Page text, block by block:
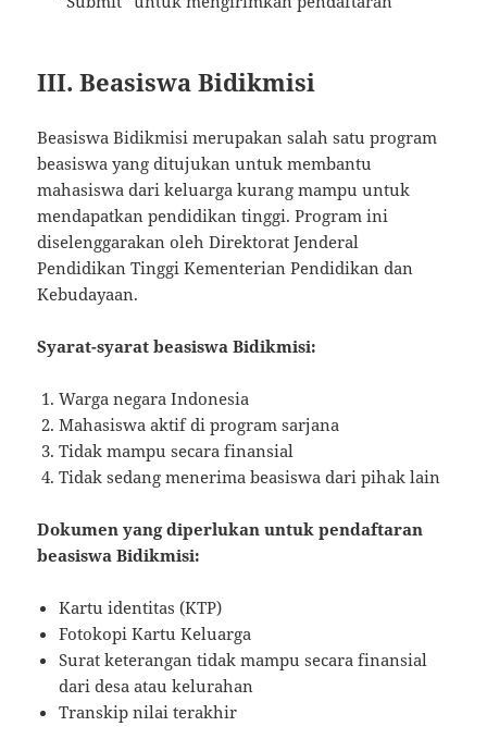
III. Beasiswa Bidikmisi
Beasiswa Bidikmisi merupakan salah satu program
beasiswa yang ditujukan untuk membantu
mahasiswa dari keluarga kurang mampu untuk
mendapatkan pendidikan tinggi. Program ini
diselenggarakan oleh Direktorat Jenderal
Pendidikan Tinggi Kementerian Pendidikan dan
Kebudayaan.
Syarat-syarat beasiswa Bidikmisi:
Warga negara Indonesia
Mahasiswa aktif di program sarjana
Tidak mampu secara finansial
Tidak sedang menerima beasiswa dari pihak lain
Dokumen yang diperlukan untuk pendaftaran
beasiswa Bidikmisi:
Kartu identitas (KTP)
Fotokopi Kartu Keluarga
Surat keterangan tidak mampu secara finansial
dari desa atau kelurahan
Transkip nilai terakhir